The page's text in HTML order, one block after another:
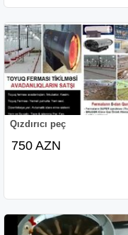
Qızdırıcı peç
750 AZN